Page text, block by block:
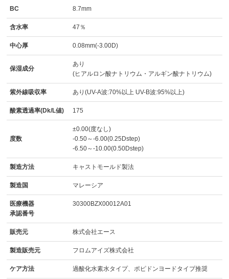
BC 8.7mm
含水率 47％
中心厚 0.08mm(-3.00D)
保湿成分
あり
(ヒアルロン酸ナトリウム・アルギン酸ナトリウム)
紫外線吸収率 あり(UV-A波:70%以上 UV-B波:95%以上)
酸素透過率(Dk/L値) 175
度数
±0.00(度なし)
-0.50～-6.00(0.25Dstep)
-6.50～-10.00(0.50Dstep)
製造方法 キャストモールド製法
製造国 マレーシア
医療機器
承認番号
30300BZX00012A01
販売元 株式会社エース
製造販売元 フロムアイズ株式会社
ケア方法 過酸化水素水タイプ、ポピドンヨードタイプ推奨